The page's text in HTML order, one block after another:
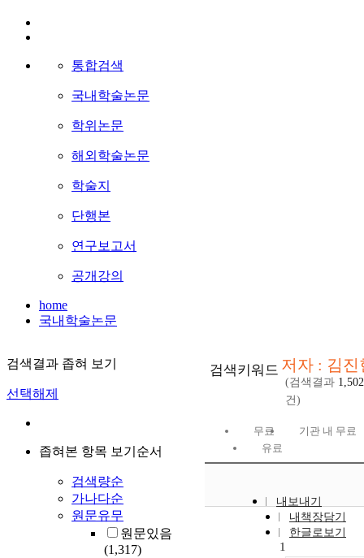
통합검색
국내학술논문
학위논문
해외학술논문
학술지
단행본
연구보고서
공개강의
home
국내학술논문
검색결과 좁혀 보기
선택해제
좁혀본 항목 보기순서
검색량순
가나다순
원문유무
원문있음
(1,317)
검색키워드 저자 : 김진
(검색결과 1,502
건)
무료
기관 내 무료
유료
내보내기
내책장담기
한글로보기
1